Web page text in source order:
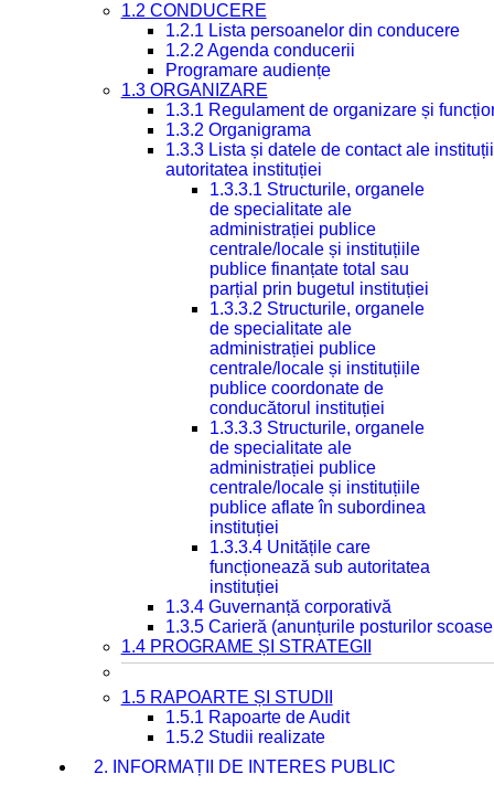
1.2 CONDUCERE
1.2.1 Lista persoanelor din conducere
1.2.2 Agenda conducerii
Programare audiențe
1.3 ORGANIZARE
1.3.1 Regulament de organizare și
1.3.2 Organigrama
1.3.3 Lista și datele de contact ale
autoritatea instituției
1.3.3.1 Structurile, organele
de specialitate ale
administrației publice
centrale/locale și instituțiile
publice finanțate total sau
parțial prin bugetul instituției
1.3.3.2 Structurile, organele
de specialitate ale
administrației publice
centrale/locale și instituțiile
publice coordonate de
conducătorul instituției
1.3.3.3 Structurile, organele
de specialitate ale
administrației publice
centrale/locale și instituțiile
publice aflate în subordinea
instituției
1.3.3.4 Unitățile care
funcționează sub autoritatea
instituției
1.3.4 Guvernanță corporativă
1.3.5 Carieră (anunțurile posturilor
1.4 PROGRAME ȘI STRATEGII
1.5 RAPOARTE ȘI STUDII
1.5.1 Rapoarte de Audit
1.5.2 Studii realizate
2. INFORMAȚII DE INTERES PUBLIC